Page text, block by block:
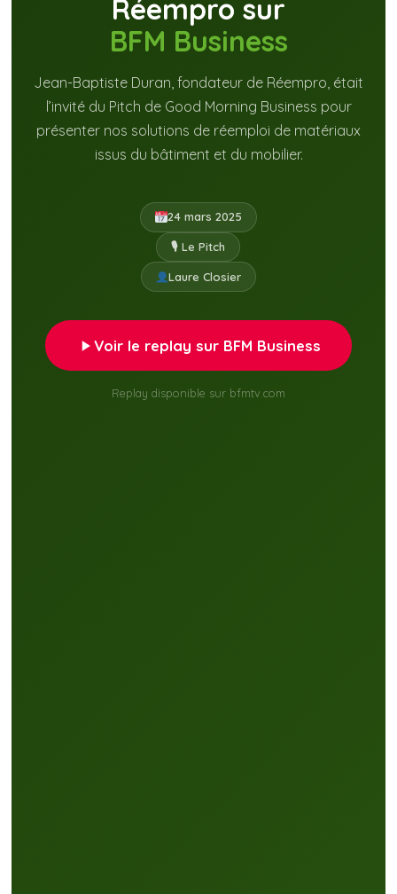
Réempro sur
BFM Business
Jean-Baptiste Duran, fondateur de Réempro, était
l’invité du Pitch de Good Morning Business pour
présenter nos solutions de réemploi de matériaux
issus du bâtiment et du mobilier.
24 mars 2025
🎙 Le Pitch
Laure Closier
Voir le replay sur BFM Business
Replay disponible sur bfmtv.com